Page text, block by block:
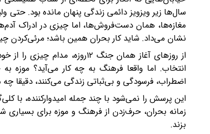
سال‌ها زیر ویزویز دائمی زندگی پنهان مانده بود.
مغازه‌ها، همان دست‌فروش‌ها، اما چیزی در ادراک آدم‌ها
نشان می‌داد. شاید کار بحران همین باشد؛ مرئی‌کردن
از روزهای آغاز همان جنگ
انتخاب. اما واقعا فرهنگ به چه کار می‌آید؟ موزه
اضطراب، فرسودگی و بی‌ثباتی زندگی می‌کنند، دقیقا
این پرسش را نمی‌شود با چند جمله امیدوارکننده،
زمانه بحران، حرف‌زدن از فرهنگ و موزه برای بسیاری
بزند.